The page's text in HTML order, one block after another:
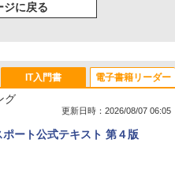
ジに戻る
MacBook Neo A18 Proチッ
、Liquid Retinaディスプ
トカード - 800 Robux 【限
コード】 ロブロックス | オン
IT入門書
グ
更新日時：2026/08/07 06:05
ート公式テキスト 第４版
電子書籍リーダー